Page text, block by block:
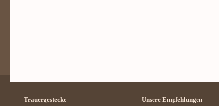
Trauergestecke
Unsere Empfehlungen